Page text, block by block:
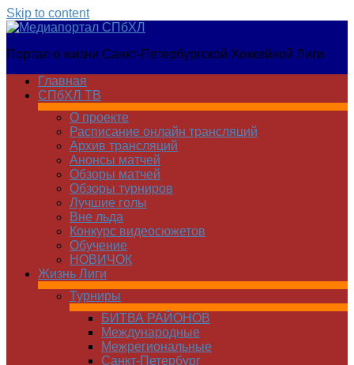
Skip to content
Медиапортал
Портал о жизни Санкт-Петербургской Хоккейной Лиги
Главная
СПбХЛ ТВ
О проекте
Расписание онлайн трансляций
Архив трансляций
Анонсы матчей
Обзоры матчей
Обзоры турниров
Лучшие голы
Вне льда
Конкурс видеосюжетов
Обучение
НОВИЧОК
Жизнь Лиги
Турниры
БИТВА РАЙОНОВ
Международные
Межрегиональные
Санкт-Петербург